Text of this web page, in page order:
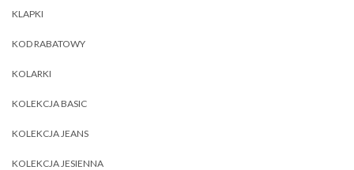
KLAPKI
KOD RABATOWY
KOLARKI
KOLEKCJA BASIC
KOLEKCJA JEANS
KOLEKCJA JESIENNA